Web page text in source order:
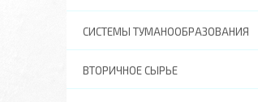
СИСТЕМЫ ТУМАНООБРАЗОВАНИЯ
ВТОРИЧНОЕ СЫРЬЕ